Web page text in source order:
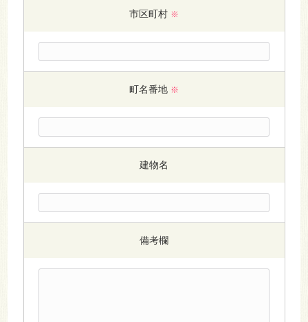
市区町村 ※
町名番地 ※
建物名
備考欄